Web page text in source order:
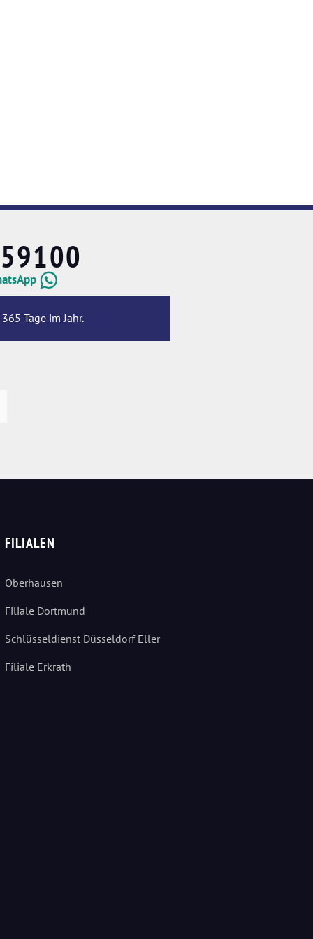
Tage im Jahr.
FILIALEN
Oberhausen
Filiale Dortmund
Schlüsseldienst Düsseldorf Eller
Filiale Erkrath